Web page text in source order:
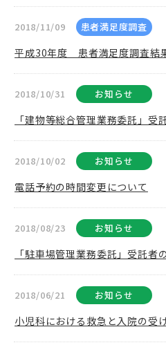
2018/11/09 患者満足度調査
平成30年度 患者満足度調査結
2018/10/31 お知らせ
「建物等総合管理業務委託」受
2018/10/02 お知らせ
電話予約の時間変更について
2018/08/23 お知らせ
「駐車場管理業務委託」受託者
2018/06/21 お知らせ
小児科における救急と入院の受